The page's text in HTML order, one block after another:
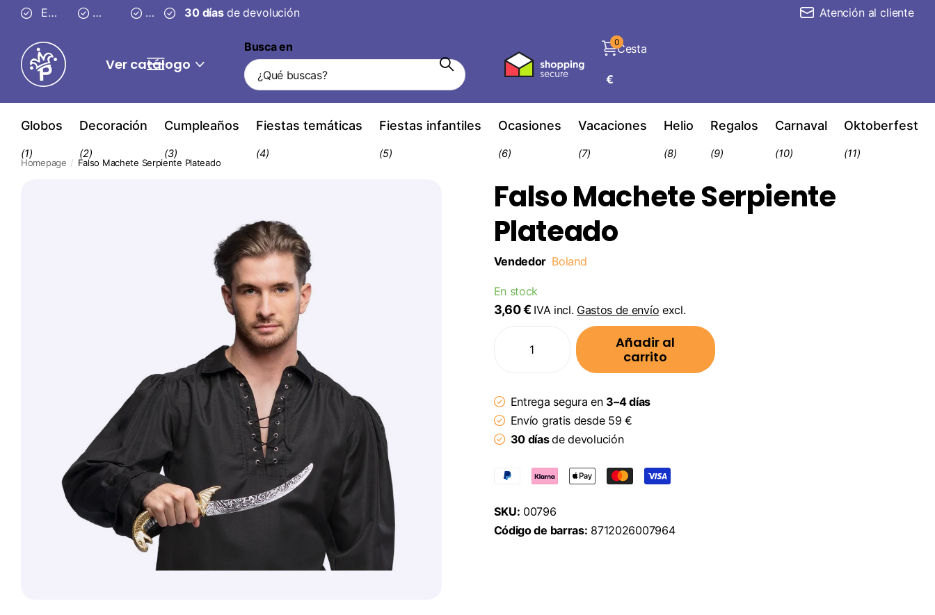
Entrega segura en 3–4 días
Envío gratis desde 59 €
30 díasde devolución
30 días de devolución Atención al cliente
Ver catálogo
Busca en Cesta
0
€
Globos
(1)
Decoración
(2)
Cumpleaños
(3)
Fiestas temáticas
(4)
Fiestas infantiles
(5)
Ocasiones
(6)
Vacaciones
(7)
Helio
(8)
Regalos
(9)
Carnaval
(10)
Oktoberfest
(11)
Homepage Falso Machete Serpiente Plateado
Falso Machete Serpiente
Plateado
Vendedor Boland
En stock
3,60 € IVA incl. Gastos de envío excl.
Añadir al
carrito
Entrega segura en 3–4 días
Envío gratis desde 59 €
30 díasde devolución
SKU: 00796
Código de barras: 8712026007964